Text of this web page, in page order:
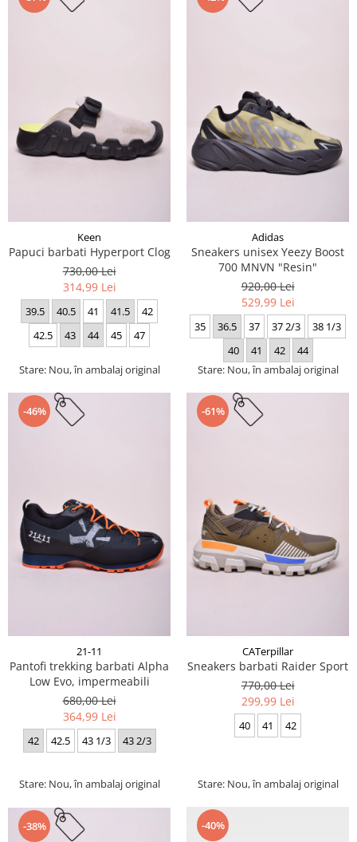
Keen
Papuci barbati Hyperport Clog
730,00 Lei
314,99 Lei
39.5 40.5 41 41.5
42
42.5
43 44 45 47
Stare: Nou, în ambalaj original
Adidas
Sneakers unisex Yeezy Boost
700 MNVN "Resin"
920,00 Lei
529,99 Lei
35 36.5 37 37 2/3
38 1/3
40
41 42
44
Stare: Nou, în ambalaj original
-46%
21-11
Pantofi trekking barbati Alpha
Low Evo, impermeabili
680,00 Lei
364,99 Lei
42 42.5 43 1/3 43 2/3
Stare: Nou, în ambalaj original
-61%
CATerpillar
Sneakers barbati Raider Sport
770,00 Lei
299,99 Lei
40 41 42
Stare: Nou, în ambalaj original
-38% -40%